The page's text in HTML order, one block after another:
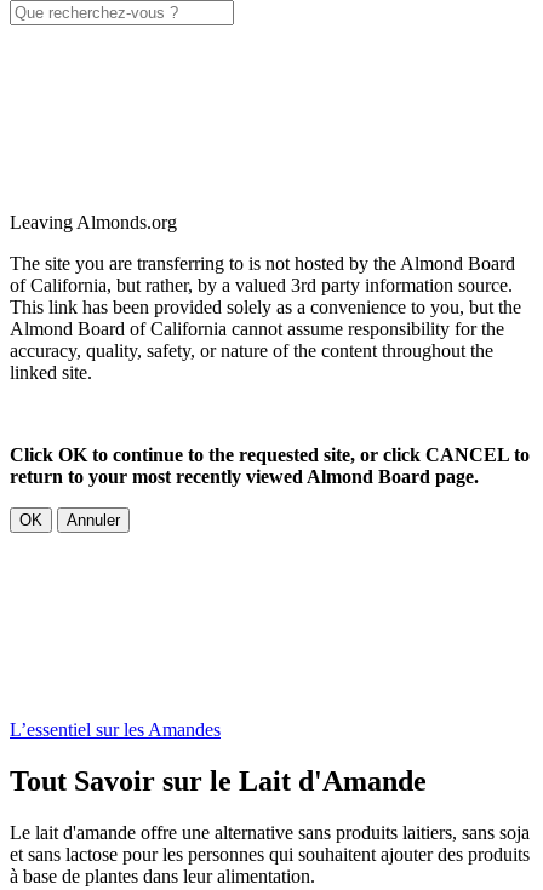
Leaving Almonds.org
The site you are transferring to is not hosted by the Almond Board
of California, but rather, by a valued 3rd party information source.
This link has been provided solely as a convenience to you, but the
Almond Board of California cannot assume responsibility for the
accuracy, quality, safety, or nature of the content throughout the
linked site.
Click OK to continue to the requested site, or click CANCEL to
return to your most recently viewed Almond Board page.
OK Annuler
L’essentiel sur les Amandes
Tout Savoir sur le Lait d'Amande
Le lait d'amande offre une alternative sans produits laitiers, sans soja
et sans lactose pour les personnes qui souhaitent ajouter des produits
à base de plantes dans leur alimentation.